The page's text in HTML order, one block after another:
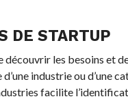
DE STARTUP
les besoins et
industrie ou d’une
facilite